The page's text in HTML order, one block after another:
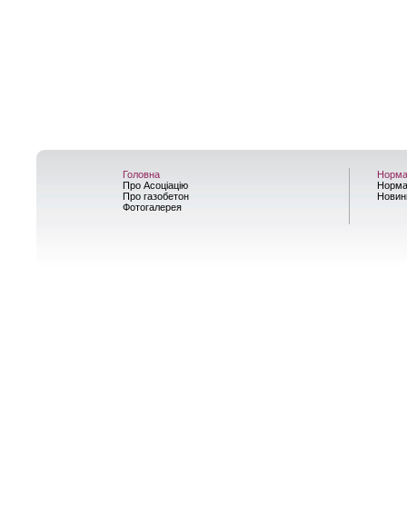
Головна
Про Асоціацію
Про газобетон
Фотогалерея